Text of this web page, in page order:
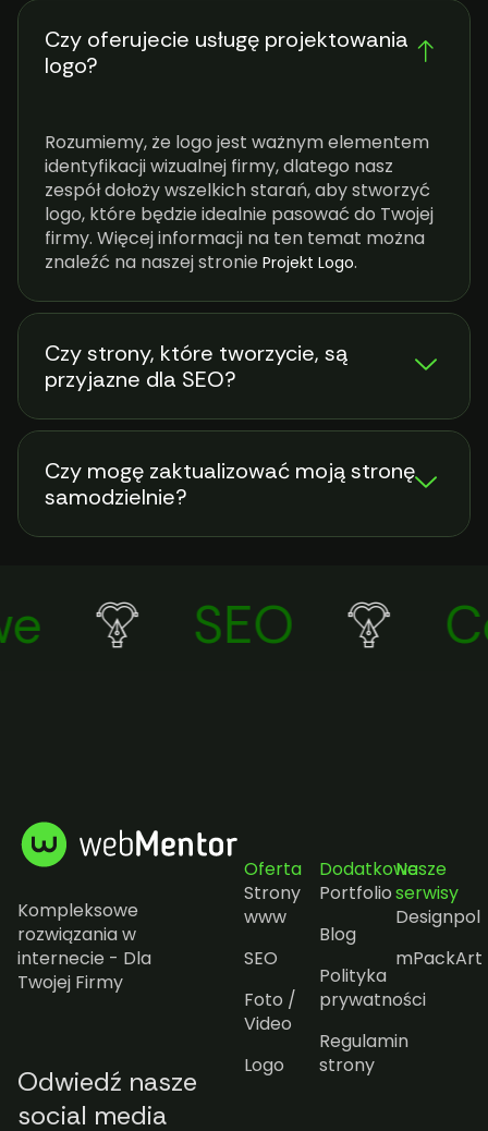
Czy oferujecie usługę projektowania
logo?
Rozumiemy, że logo jest ważnym elementem
identyfikacji wizualnej firmy, dlatego nasz
zespół dołoży wszelkich starań, aby stworzyć
logo, które będzie idealnie pasować do Twojej
firmy. Więcej informacji na ten temat można
znaleźć na naszej stronie Projekt Logo.
Czy strony, które tworzycie, są
przyjazne dla SEO?
Czy mogę zaktualizować moją stronę
samodzielnie?
SEO
Kompleksowe
rozwiązania w
internecie - Dla
Twojej Firmy
Odwiedź nasze
social media
Oferta
Strony
www
SEO
Foto /
Video
Logo
Dodatkowe
Portfolio
Blog
Polityka
prywatności
Regulamin
strony
Nasze
serwisy
Designpol
mPackArt